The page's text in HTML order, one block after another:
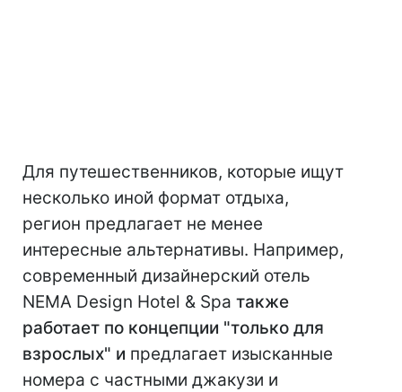
Для путешественников, которые ищут
несколько иной формат отдыха,
регион предлагает не менее
интересные альтернативы. Например,
современный дизайнерский отель
NEMA Design Hotel & Spa также
работает по концепции "только для
взрослых" и предлагает изысканные
номера с частными джакузи и